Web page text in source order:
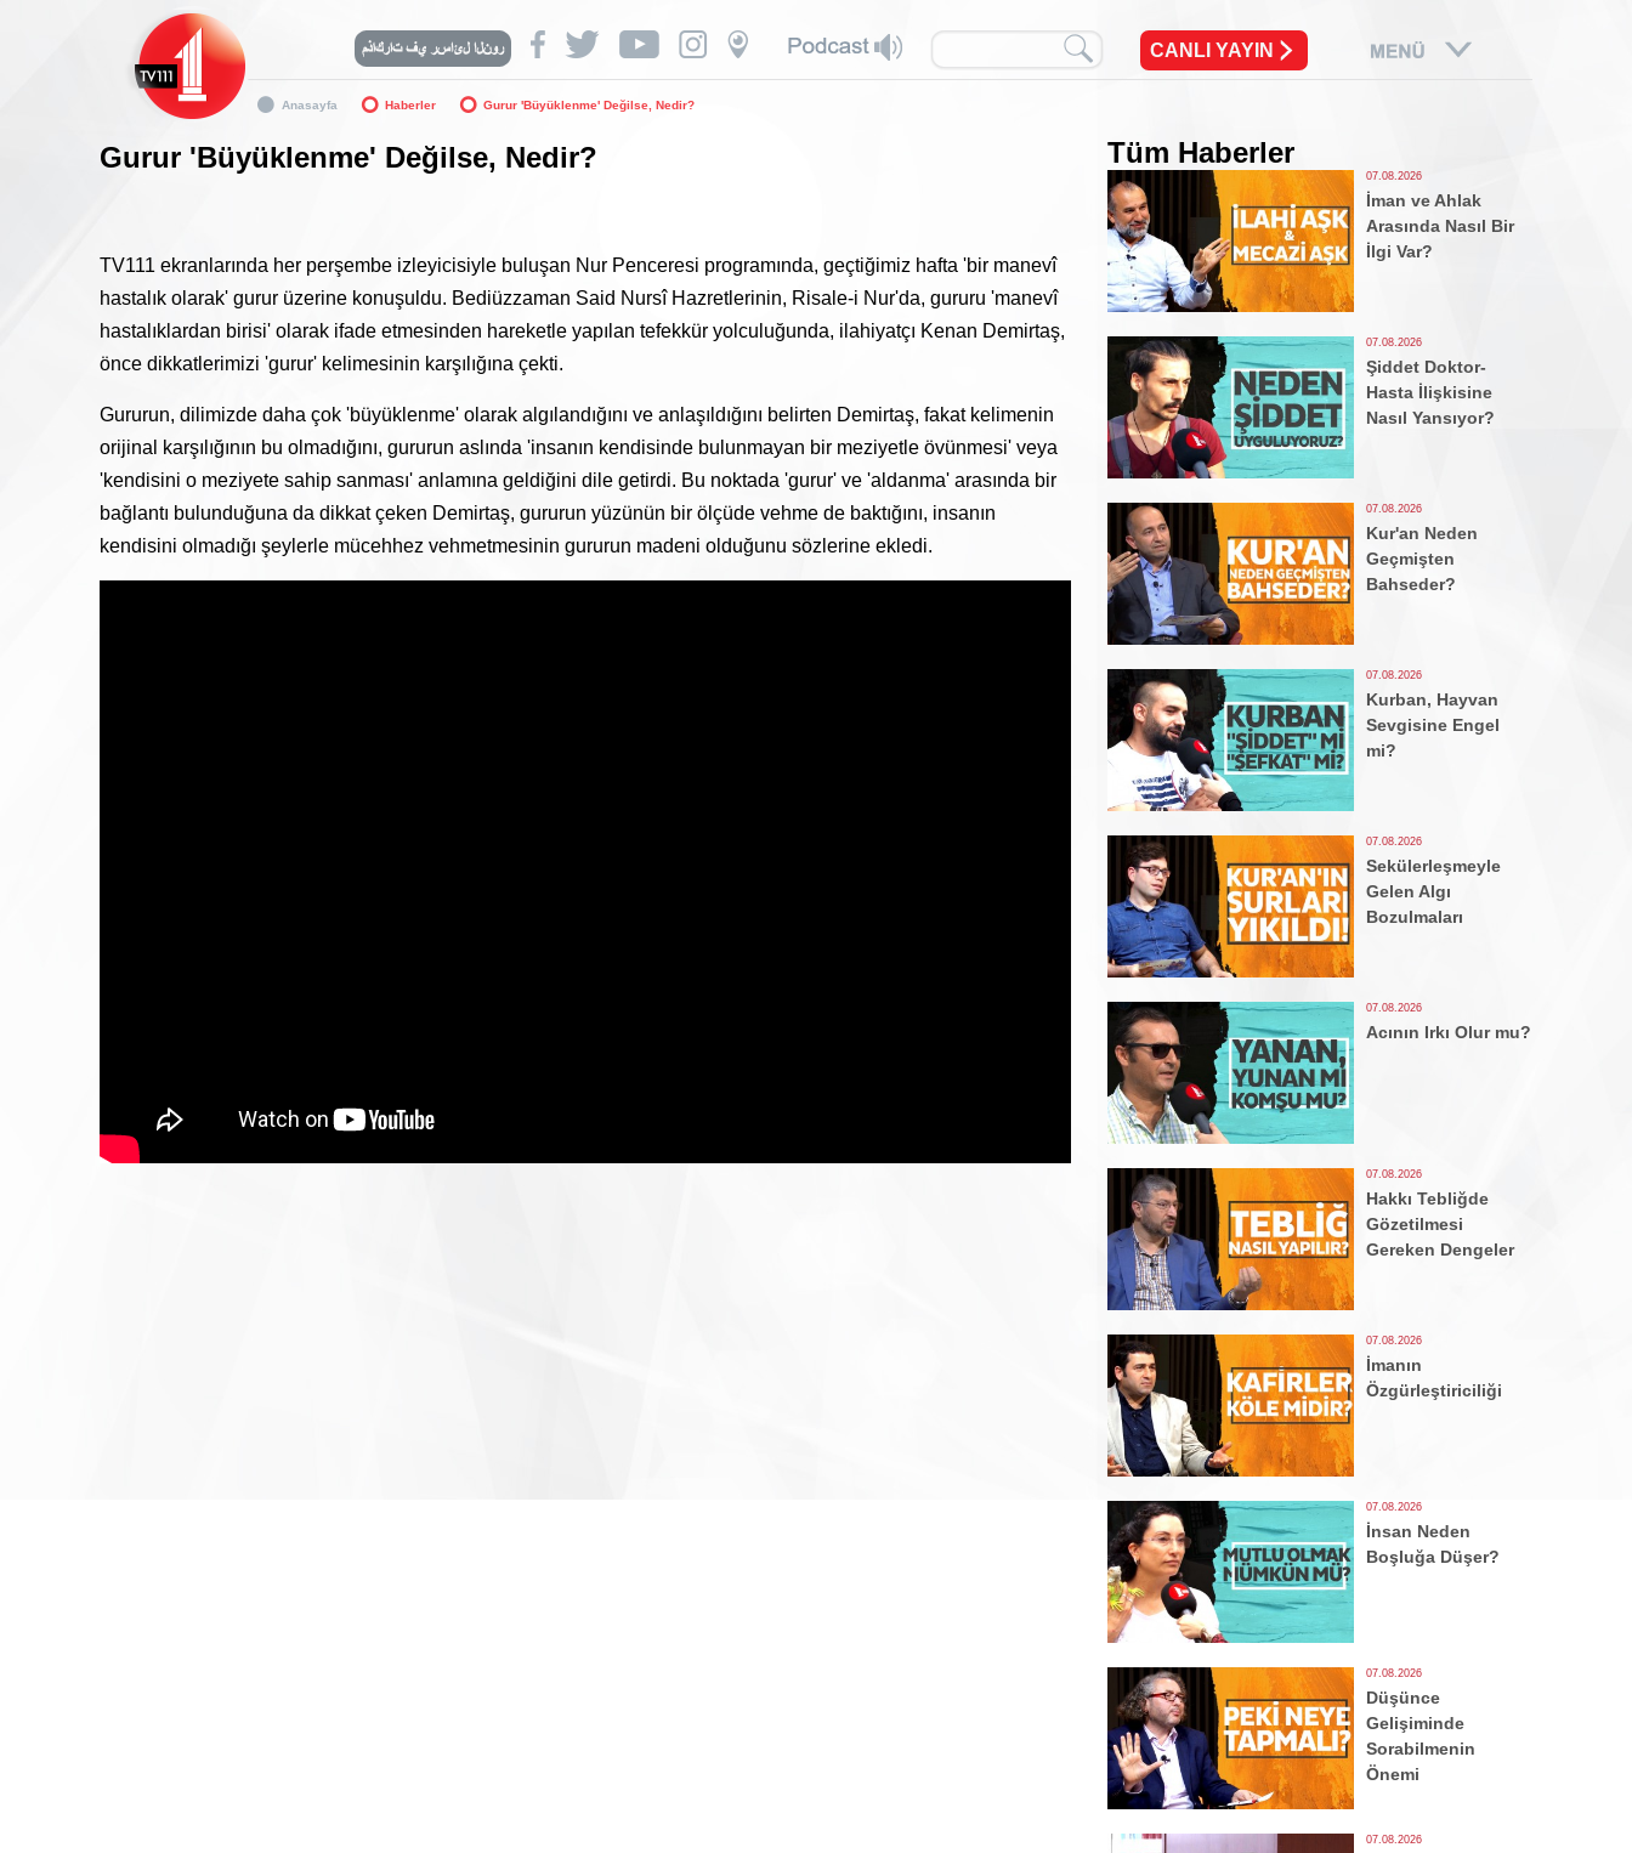
CANLI YAYIN
Anasayfa Haberler Gurur 'Büyüklenme' Değilse, Nedir?
Gurur 'Büyüklenme' Değilse, Nedir?
TV111 ekranlarında her perşembe izleyicisiyle buluşan Nur Penceresi programında, geçtiğimiz hafta 'bir manevî
hastalık olarak' gurur üzerine konuşuldu. Bediüzzaman Said Nursî Hazretlerinin, Risale-i Nur'da, gururu 'manevî
hastalıklardan birisi' olarak ifade etmesinden hareketle yapılan tefekkür yolculuğunda, ilahiyatçı Kenan Demirtaş,
önce dikkatlerimizi 'gurur' kelimesinin karşılığına çekti.
Gururun, dilimizde daha çok 'büyüklenme' olarak algılandığını ve anlaşıldığını belirten Demirtaş, fakat kelimenin
orijinal karşılığının bu olmadığını, gururun aslında 'insanın kendisinde bulunmayan bir meziyetle övünmesi' veya
'kendisini o meziyete sahip sanması' anlamına geldiğini dile getirdi. Bu noktada 'gurur' ve 'aldanma' arasında bir
bağlantı bulunduğuna da dikkat çeken Demirtaş, gururun yüzünün bir ölçüde vehme de baktığını, insanın
kendisini olmadığı şeylerle mücehhez vehmetmesinin gururun madeni olduğunu sözlerine ekledi.
Tüm Haberler
07.08.2026
İman ve Ahlak
Arasında Nasıl Bir
İlgi Var?
07.08.2026
Şiddet Doktor-
Hasta İlişkisine
Nasıl Yansıyor?
07.08.2026
Kur'an Neden
Geçmişten
Bahseder?
07.08.2026
Kurban, Hayvan
Sevgisine Engel
mi?
07.08.2026
Sekülerleşmeyle
Gelen Algı
Bozulmaları
07.08.2026
Acının Irkı Olur mu?
07.08.2026
Hakkı Tebliğde
Gözetilmesi
Gereken Dengeler
07.08.2026
İmanın
Özgürleştiriciliği
07.08.2026
İnsan Neden
Boşluğa Düşer?
07.08.2026
Düşünce
Gelişiminde
Sorabilmenin
Önemi
07.08.2026